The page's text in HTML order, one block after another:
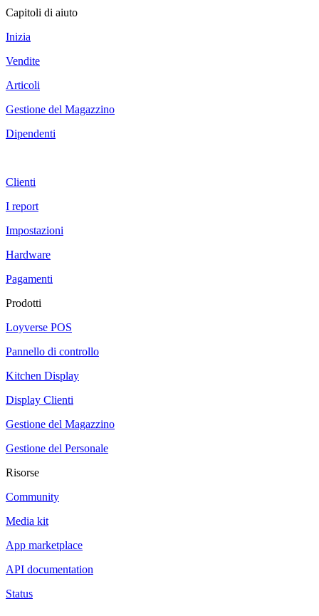
Capitoli di aiuto
Inizia
Vendite
Articoli
Gestione del Magazzino
Dipendenti
Clienti
I report
Impostazioni
Hardware
Pagamenti
Prodotti
Loyverse POS
Pannello di controllo
Kitchen Display
Display Clienti
Gestione del Magazzino
Gestione del Personale
Risorse
Community
Media kit
App marketplace
API documentation
Status